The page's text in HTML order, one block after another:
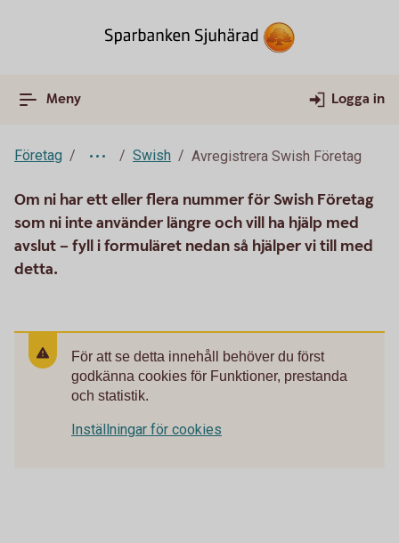
Meny Logga in
Företag Swish Avregistrera Swish Företag
Om ni har ett eller flera nummer för Swish Företag
som ni inte använder längre och vill ha hjälp med
avslut – fyll i formuläret nedan så hjälper vi till med
detta.
För att se detta innehåll behöver du först
godkänna cookies för Funktioner, prestanda
och statistik.
Inställningar för cookies